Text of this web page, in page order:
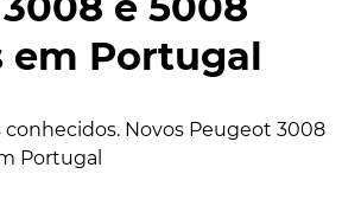
em Portugal